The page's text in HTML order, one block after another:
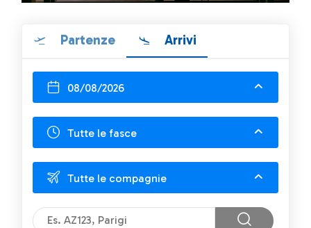
Partenze Arrivi
08/08/2026
Tutte le fasce
Tutte le compagnie